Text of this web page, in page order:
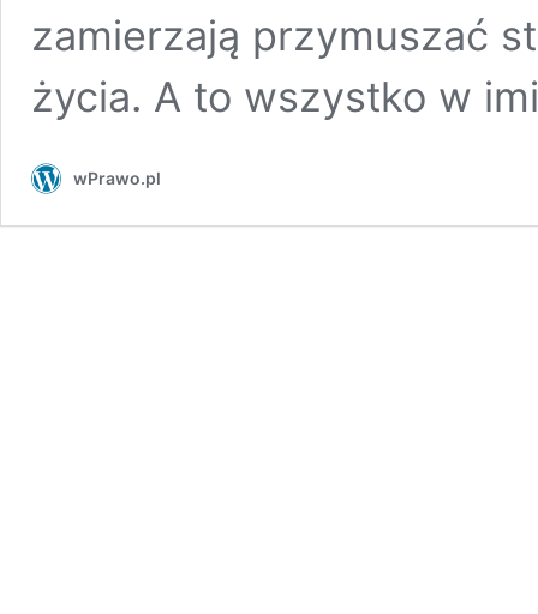
zamierzają przymuszać
życia. A to wszystko w
wPrawo.pl